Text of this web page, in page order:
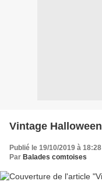
Publié le 19/10/2019 à 18:28
Par Balades comtoises